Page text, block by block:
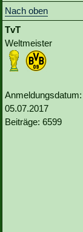
Nach oben
TvT
Weltmeister
Anmeldungsdatum:
05.07.2017
Beiträge: 6599